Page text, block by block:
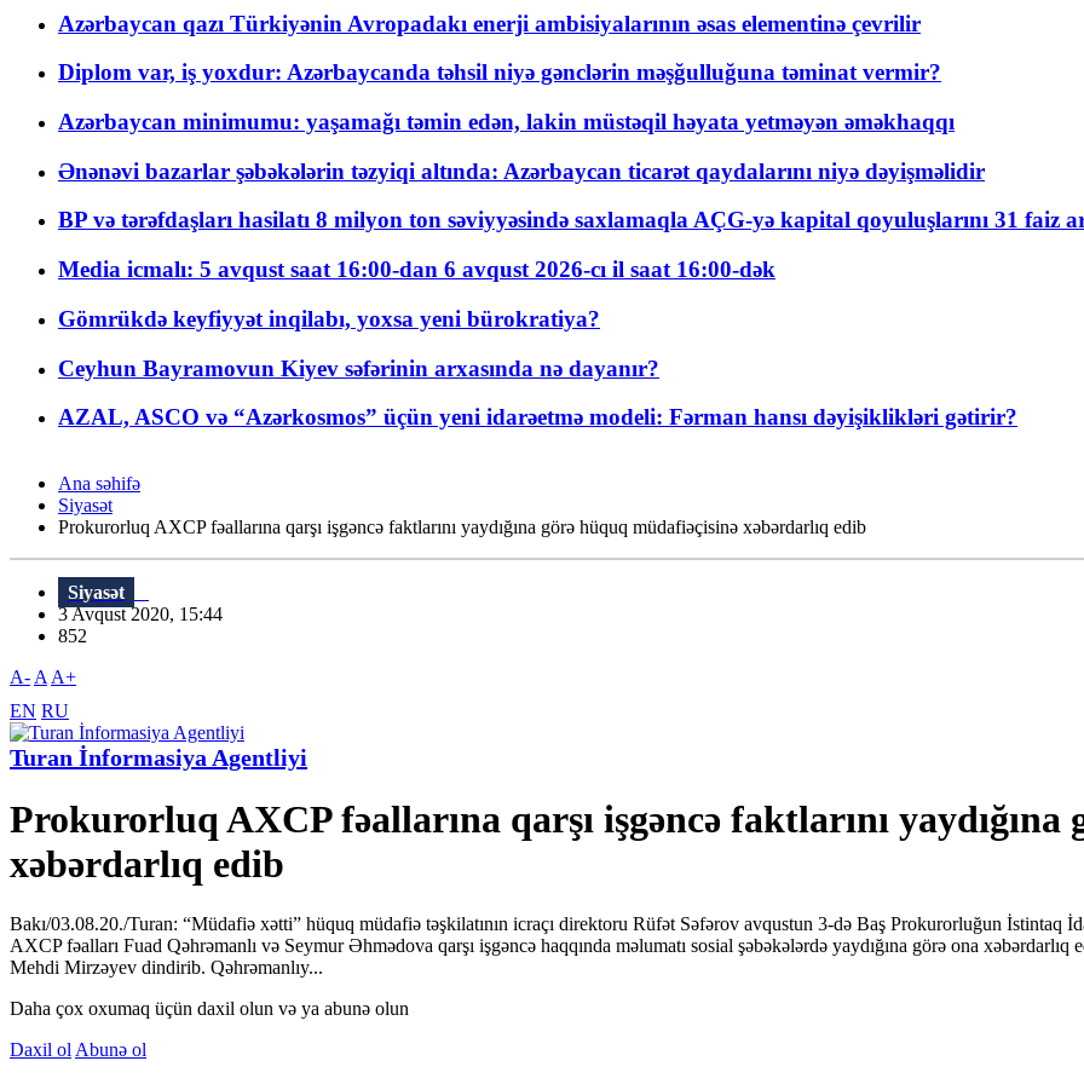
Azərbaycan qazı Türkiyənin Avropadakı enerji ambisiyalarının əsas elementinə çevrilir
Diplom var, iş yoxdur: Azərbaycanda təhsil niyə gənclərin məşğulluğuna təminat vermir?
Azərbaycan minimumu: yaşamağı təmin edən, lakin müstəqil həyata yetməyən əməkhaqqı
Ənənəvi bazarlar şəbəkələrin təzyiqi altında: Azərbaycan ticarət qaydalarını niyə dəyişməlidir
BP və tərəfdaşları hasilatı 8 milyon ton səviyyəsində saxlamaqla AÇG-yə kapital qoyuluşlarını 31 faiz
Media icmalı: 5 avqust saat 16:00-dan 6 avqust 2026-cı il saat 16:00-dək
Gömrükdə keyfiyyət inqilabı, yoxsa yeni bürokratiya?
Ceyhun Bayramovun Kiyev səfərinin arxasında nə dayanır?
AZAL, ASCO və “Azərkosmos” üçün yeni idarəetmə modeli: Fərman hansı dəyişiklikləri gətirir?
Ana səhifə
Siyasət
Prokurorluq AXCP fəallarına qarşı işgəncə faktlarını yaydığına görə hüquq müdafiəçisinə xəbərdarlıq edib
Siyasət
3 Avqust 2020, 15:44
852
A- A A+
EN RU
Turan İnformasiya Agentliyi
Prokurorluq AXCP fəallarına qarşı işgəncə faktlarını
xəbərdarlıq edib
Bakı/03.08.20./Turan: “Müdafiə xətti” hüquq müdafiə təşkilatının icraçı direktoru Rüfət Səfərov avqustun 3-də Baş Prokurorluğun İstintaq
AXCP fəalları Fuad Qəhrəmanlı və Seymur Əhmədova qarşı işgəncə haqqında məlumatı sosial şəbəkələrdə yaydığına görə ona
Mehdi Mirzəyev dindirib. Qəhrəmanlıy...
Daha çox oxumaq üçün daxil olun və ya abunə olun
Daxil ol Abunə ol